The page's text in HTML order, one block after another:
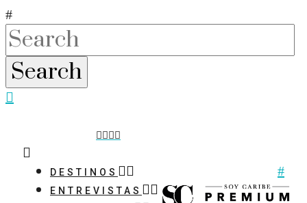
DESTINOS
ENTREVISTAS